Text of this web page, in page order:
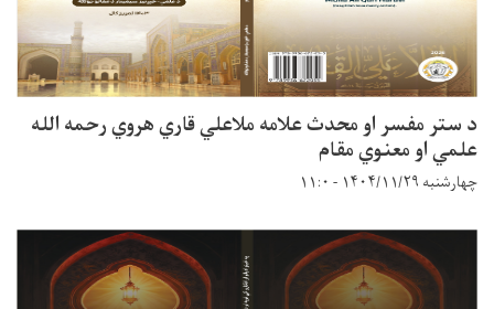
د ستر مفسر او محدث علامه ملاعلي قاري هروي رحمه الله
علمي او معنوي مقام
چهارشنبه ۱۴۰۴/۱۱/۲۹ - ۱۱:۰